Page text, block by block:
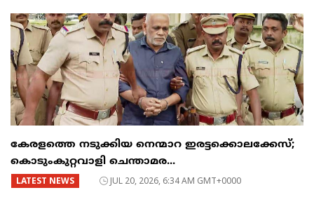
കേരളത്തെ നടുക്കിയ നെന്മാറ ഇരട്ടക്കൊലക്കേസ്;
കൊടുംകുറ്റവാളി ചെന്താമര...
LATEST NEWS JUL 20, 2026, 6:34 AM GMT+0000